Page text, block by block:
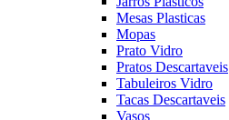
Mesas Plasticas
Mopas
Prato Vidro
Pratos Descartaveis
Tabuleiros Vidro
Tacas Descartaveis
Vasos